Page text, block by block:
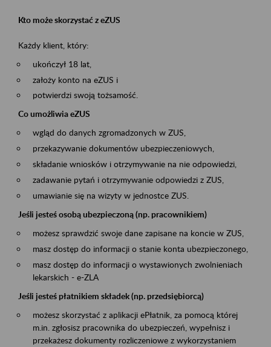
Kto może skorzystać z eZUS
Każdy klient, który:
ukończył 18 lat,
założy konto na eZUS i
potwierdzi swoją tożsamość.
Co umożliwia eZUS
wgląd do danych zgromadzonych w ZUS,
przekazywanie dokumentów ubezpieczeniowych,
składanie wniosków i otrzymywanie na nie odpowiedzi,
zadawanie pytań i otrzymywanie odpowiedzi z ZUS,
umawianie się na wizyty w jednostce ZUS.
Jeśli jesteś osobą ubezpieczoną (np. pracownikiem)
możesz sprawdzić swoje dane zapisane na koncie w ZUS,
masz dostęp do informacji o stanie konta ubezpieczonego,
masz dostęp do informacji o wystawionych zwolnieniach
lekarskich - e-ZLA
Jeśli jesteś płatnikiem składek (np. przedsiębiorcą)
możesz skorzystać z aplikacji ePłatnik, za pomocą której
m.in. zgłosisz pracownika do ubezpieczeń, wypełnisz i
przekażesz dokumenty rozliczeniowe z wykorzystaniem